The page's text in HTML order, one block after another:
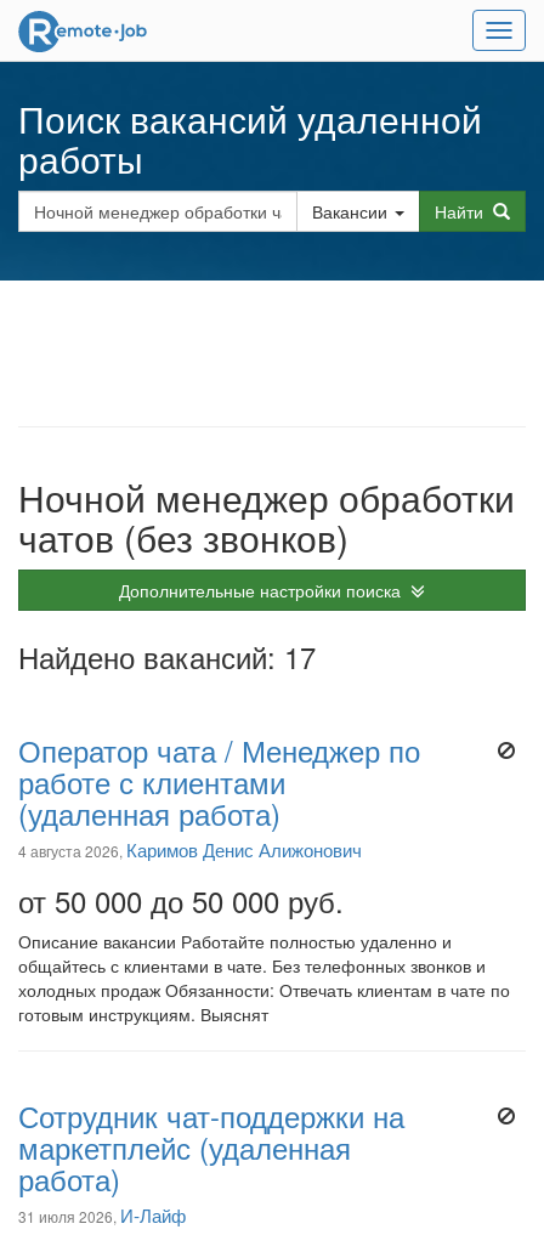
Меню
Поиск вакансий удаленной
работы
Вакансии Найти
Ночной менеджер обработки
чатов (без звонков)
Дополнительные настройки поиска
Найдено вакансий: 17
Оператор чата / Менеджер по
работе с клиентами
(удаленная работа)
4 августа 2026, Каримов Денис Алижонович
от 50 000 до 50 000 руб.
Описание вакансии Работайте полностью удаленно и
общайтесь с клиентами в чате. Без телефонных звонков и
холодных продаж Обязанности: Отвечать клиентам в чате по
готовым инструкциям. Выяснят
Сотрудник чат-поддержки на
маркетплейс (удаленная
работа)
31 июля 2026, И-Лайф